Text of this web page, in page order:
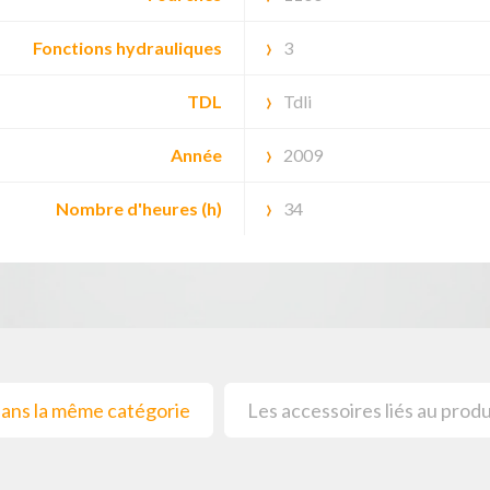
Fonctions hydrauliques 3
TDL Tdli
Année 2009
Nombre d'heures (h) 34
la même catégorie Les accessoires liés au